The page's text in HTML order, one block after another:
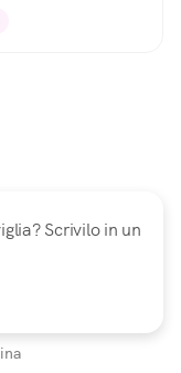
Scrivilo in un